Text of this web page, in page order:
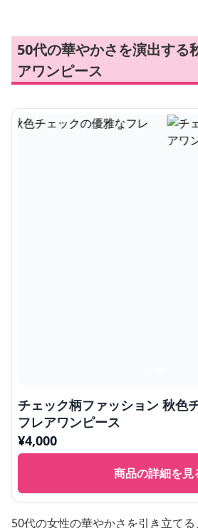
50代の華やかさを演出する
アワンピース
チェック柄ファッション 秋色
フレアワンピース
¥4,000
商品の詳細を見
50代の女性の華やかさを引き立て